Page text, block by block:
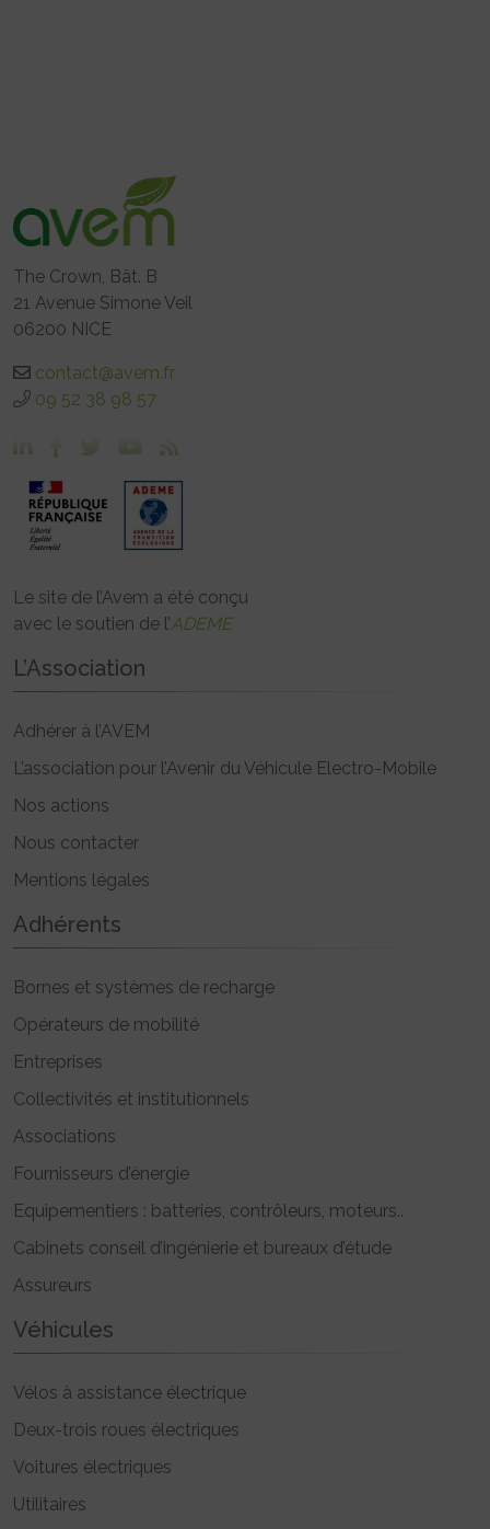
The Crown, Bât. B
21 Avenue Simone Veil
06200 NICE
contact@avem.fr
09 52 38 98 57
Le site de l’Avem a été conçu
avec le soutien de l’ADEME
L’Association
Adhérer à l’AVEM
L’association pour l’Avenir du Véhicule Electro-Mobile
Nos actions
Nous contacter
Mentions légales
Adhérents
Bornes et systèmes de recharge
Opérateurs de mobilité
Entreprises
Collectivités et institutionnels
Associations
Fournisseurs d’énergie
Equipementiers : batteries, contrôleurs, moteurs..
Cabinets conseil d’ingénierie et bureaux d’étude
Assureurs
Véhicules
Vélos à assistance électrique
Deux-trois roues électriques
Voitures électriques
Utilitaires